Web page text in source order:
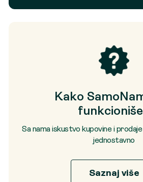
Kako
Sa nama iskustvo kupovine i
jednostavno
Saznaj više